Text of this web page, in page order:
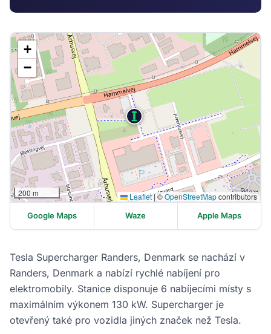
Tesla Supercharger Randers, Denmark se nachází v
Randers, Denmark a nabízí rychlé nabíjení pro
elektromobily. Stanice disponuje 6 nabíjecími místy s
maximálním výkonem 130 kW. Supercharger je
otevřený také pro vozidla jiných značek než Tesla.
+
−
200 m Leaflet|©OpenStreetMapcontributors
Google Maps Waze Apple Maps